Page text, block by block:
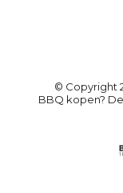
© Copyright
BBQ kopen?